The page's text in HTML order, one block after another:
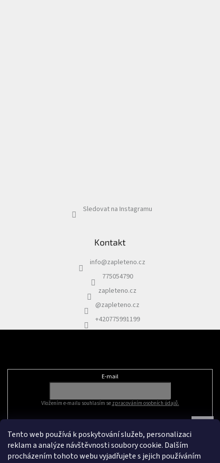
Tento web používá k poskytování služeb, personalizaci
reklam a analýze návštěvnosti soubory cookie. Dalším
procházením tohoto webu vyjadřujete s jejich používáním
Sledovat na Instagramu
Kontakt
info@zapleteno.cz
775054790
zapleteno.cz
@zapleteno.cz
+420775991199
E-mail
Vložením e-mailu souhlasím se zpracováním osobních údajů.